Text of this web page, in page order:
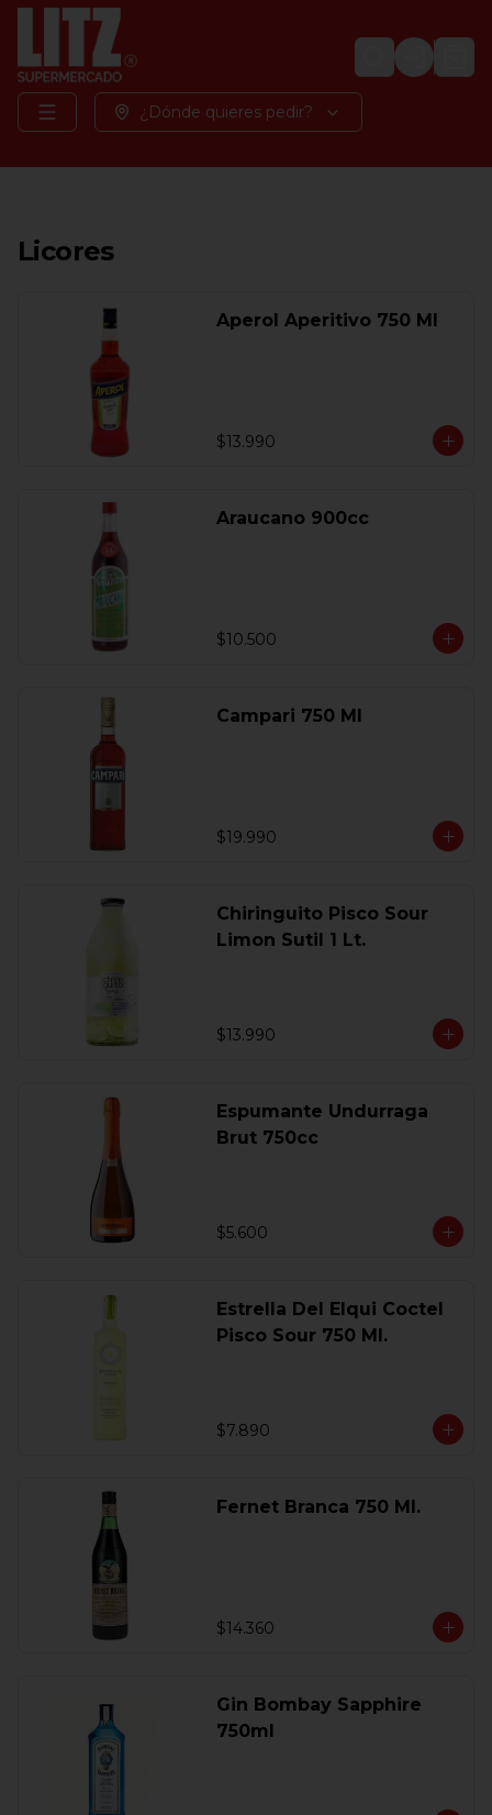
Login
¿Dónde quieres pedir?
Licores
Aperol Aperitivo 750 Ml
$13.990
Araucano 900cc
$10.500
Campari 750 Ml
$19.990
Chiringuito Pisco Sour
Limon Sutil 1 Lt.
$13.990
Espumante Undurraga
Brut 750cc
$5.600
Estrella Del Elqui Coctel
Pisco Sour 750 Ml.
$7.890
Fernet Branca 750 Ml.
$14.360
Gin Bombay Sapphire
750ml